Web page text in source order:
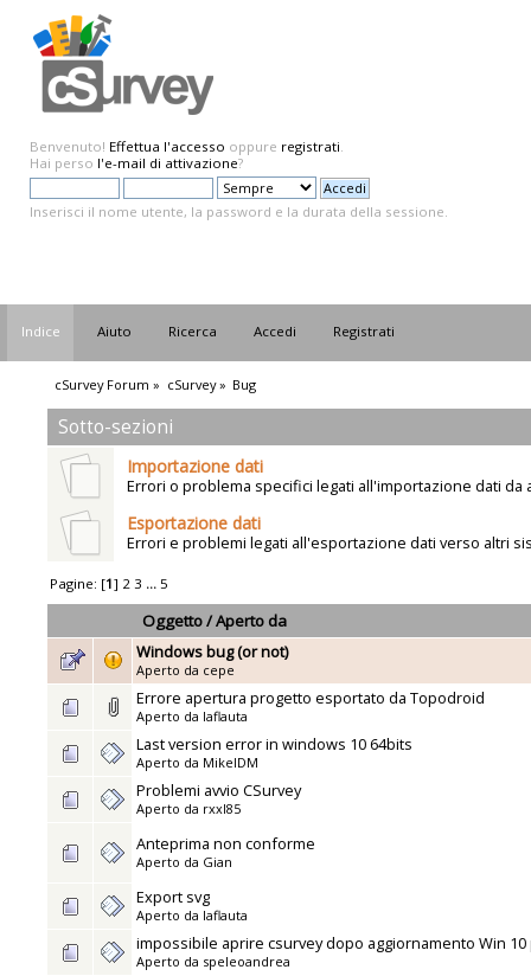
Benvenuto! Effettua l'accesso oppure registrati.
Hai perso l'e-mail di attivazione?
Inserisci il nome utente, la password e la durata della sessione.
Indice Aiuto Ricerca Accedi Registrati
cSurvey Forum » cSurvey» Bug
Sotto-sezioni
Importazione dati
Errori o problema specifici legati all'importazione dati da
Esportazione dati
Errori e problemi legati all'esportazione dati verso altri
Pagine: [1] 2 3 ...5
Oggetto/Aperto da
Windows bug (or not)
Aperto da cepe
Errore apertura progetto esportato da Topodroid
Aperto da laflauta
Last version error in windows 10 64bits
Aperto da MikelDM
Problemi avvio CSurvey
Aperto da rxxl85
Anteprima non conforme
Aperto da Gian
Export svg
Aperto da laflauta
impossibile aprire csurvey dopo aggiornamento Win 10
Aperto da speleoandrea